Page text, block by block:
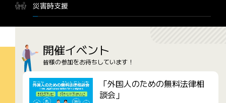
災害時支援
開催イベント
皆様の参加をお待ちしています！
「外国人のための無料法律相
談会」